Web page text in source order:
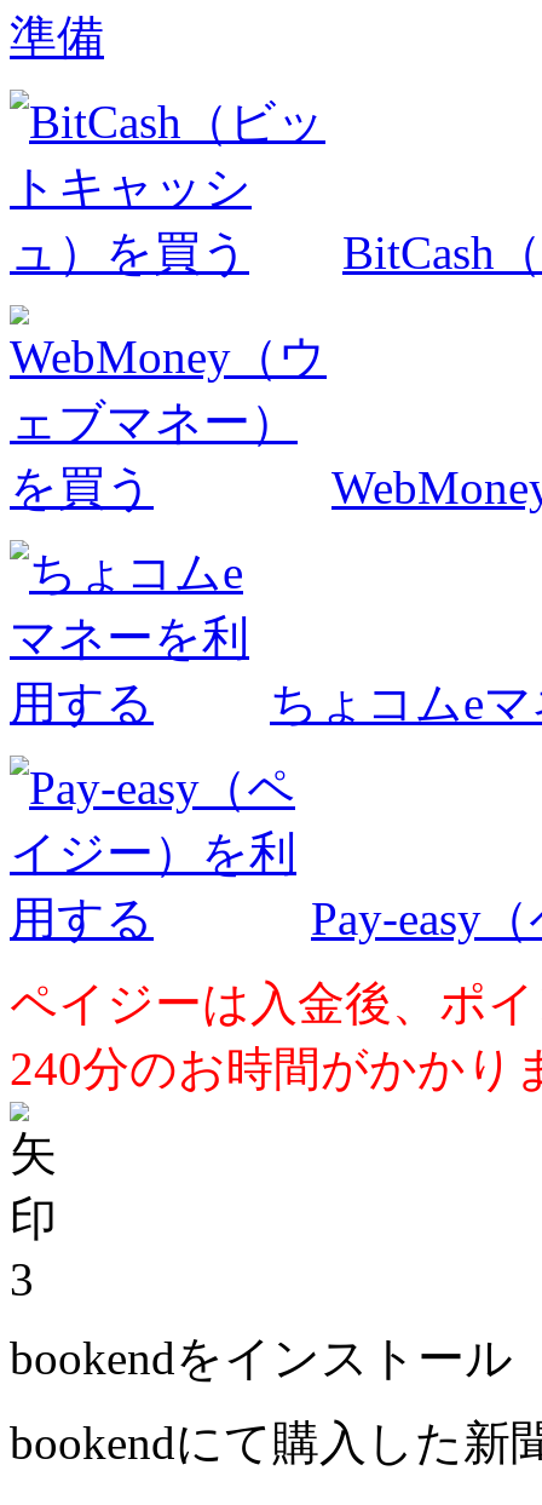
準備
BitCash
ちょコムe
Pay-easy
ペイジーは入金後、ポ
240分のお時間がかかり
3
bookendをインストール
bookendにて購入した新